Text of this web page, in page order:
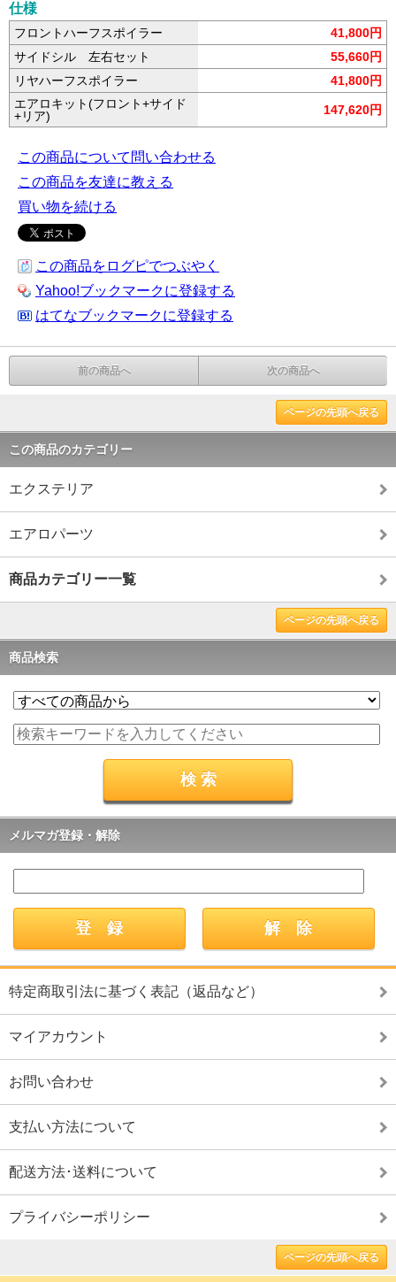
仕様
フロントハーフスポイラー
41,800円
サイドシル 左右セット
55,660円
リヤハーフスポイラー
41,800円
エアロキット(フロント+サイド
+リア)
147,620円
この商品について問い合わせる
この商品を友達に教える
買い物を続ける
この商品をログピでつぶやく
Yahoo!ブックマークに登録する
はてなブックマークに登録する
前の商品へ 次の商品へ
ページの先頭へ戻る
この商品のカテゴリー
エクステリア
エアロパーツ
商品カテゴリー一覧
ページの先頭へ戻る
商品検索
メルマガ登録・解除
特定商取引法に基づく表記（返品など）
マイアカウント
お問い合わせ
支払い方法について
配送方法･送料について
プライバシーポリシー
ページの先頭へ戻る